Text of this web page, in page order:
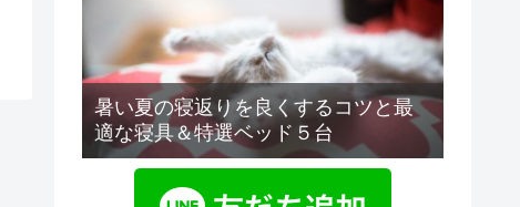
暑い夏の寝返りを良くするコツと最
適な寝具＆特選ベッド５台